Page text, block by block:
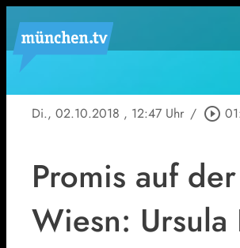
Di., 02.10.2018 , 12:47 Uhr / play_circle_outline
Promis auf der
Wiesn: Ursula